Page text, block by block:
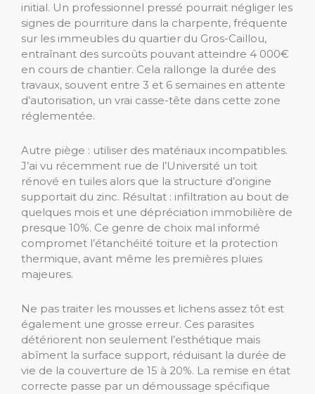
initial. Un professionnel pressé pourrait négliger les
signes de pourriture dans la charpente, fréquente
sur les immeubles du quartier du Gros-Caillou,
entraînant des surcoûts pouvant atteindre 4 000€
en cours de chantier. Cela rallonge la durée des
travaux, souvent entre 3 et 6 semaines en attente
d’autorisation, un vrai casse-tête dans cette zone
réglementée.
Autre piège : utiliser des matériaux incompatibles.
J’ai vu récemment rue de l’Université un toit
rénové en tuiles alors que la structure d’origine
supportait du zinc. Résultat : infiltration au bout de
quelques mois et une dépréciation immobilière de
presque 10%. Ce genre de choix mal informé
compromet l’étanchéité toiture et la protection
thermique, avant même les premières pluies
majeures.
Ne pas traiter les mousses et lichens assez tôt est
également une grosse erreur. Ces parasites
détériorent non seulement l’esthétique mais
abîment la surface support, réduisant la durée de
vie de la couverture de 15 à 20%. La remise en état
correcte passe par un démoussage spécifique